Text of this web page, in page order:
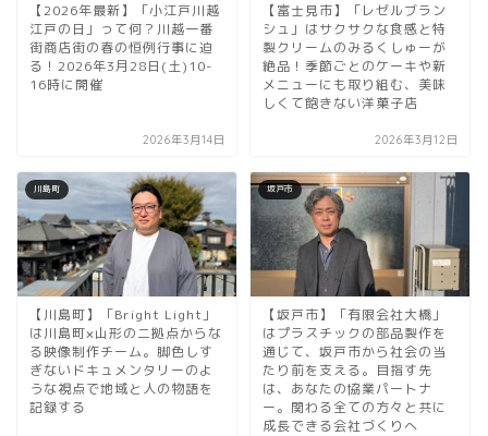
【2026年最新】「小江戸川越
江戸の日」って何？川越一番
街商店街の春の恒例行事に迫
る！2026年3月28日(土)10-
16時に開催
2026年3月14日
【富士見市】「レゼルブラン
シュ」はサクサクな食感と特
製クリームのみるくしゅーが
絶品！季節ごとのケーキや新
メニューにも取り組む、美味
しくて飽きない洋菓子店
2026年3月12日
川島町
【川島町】「Bright Light」
は川島町×山形の二拠点からな
る映像制作チーム。脚色しす
ぎないドキュメンタリーのよ
うな視点で地域と人の物語を
記録する
坂戸市
【坂戸市】「有限会社大橋」
はプラスチックの部品製作を
通じて、坂戸市から社会の当
たり前を支える。目指す先
は、あなたの協業パートナ
ー。関わる全ての方々と共に
成長できる会社づくりへ